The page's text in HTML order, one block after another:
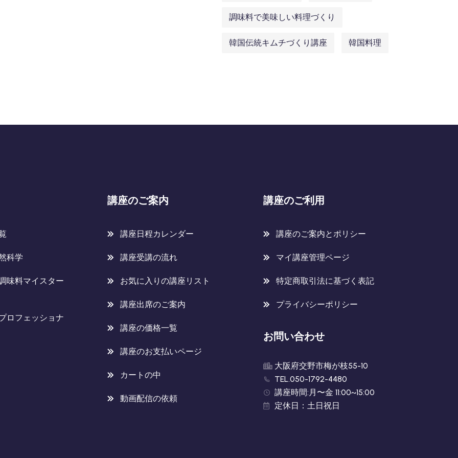
調味料で美味しい料理づくり
韓国伝統キムチづくり講座 韓国料理
科学
味料マイスター
ロフェッショナ
講座のご案内
講座日程カレンダー
講座受講の流れ
お気に入りの講座リスト
講座出席のご案内
講座の価格一覧
講座のお支払いページ
カートの中
動画配信の依頼
講座のご利用
講座のご案内とポリシー
マイ講座管理ページ
特定商取引法に基づく表記
プライバシーポリシー
お問い合わせ
大阪府交野市梅が枝55-10
TEL.050-1792-4480
講座時間:月〜金 11:00~15:00
定休日：土日祝日